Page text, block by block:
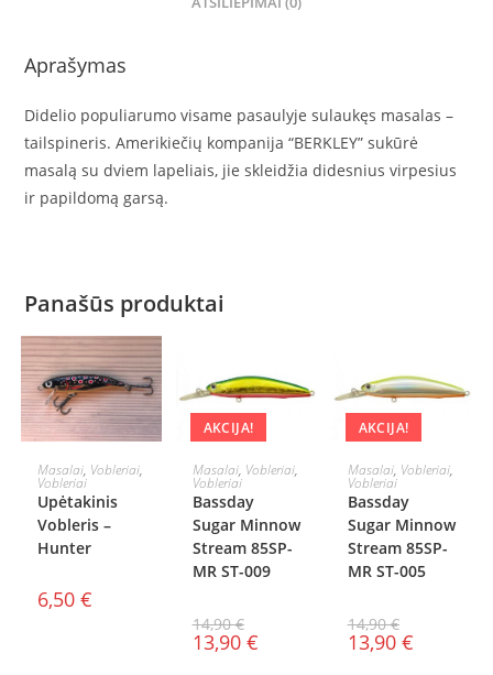
Aprašymas
Didelio populiarumo visame pasaulyje sulaukęs masalas –
tailspineris. Amerikiečių kompanija “BERKLEY” sukūrė
masalą su dviem lapeliais, jie skleidžia didesnius virpesius
ir papildomą garsą.
Panašūs produktai
Į KREPŠELĮ
Masalai, Vobleriai,
Vobleriai
Upėtakinis
Vobleris –
Hunter
6,50 €
AKCIJA!
Į KREPŠELĮ
Masalai, Vobleriai,
Vobleriai
Bassday
Sugar Minnow
Stream 85SP-
MR ST-009
14,90€
13,90 €
AKCIJA!
Į KREPŠELĮ
Masalai, Vobleriai,
Vobleriai
Bassday
Sugar Minnow
Stream 85SP-
MR ST-005
14,90€
13,90 €